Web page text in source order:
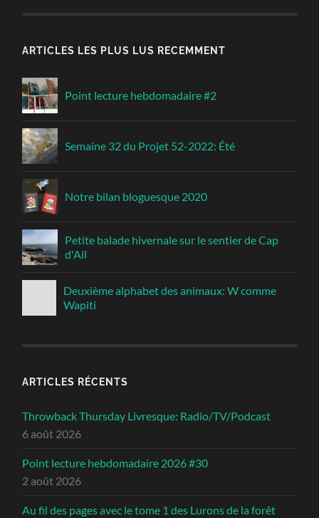
ARTICLES LES PLUS LUS RECEMMENT
Point lecture hebdomadaire #2
Semaine 32 du Projet 52-2022: Été
Notre bilan bloguesque 2020
Petite balade hivernale sur le sentier de Cap
d'Ail
Deuxième alphabet des animaux: W comme
Wapiti
ARTICLES RÉCENTS
Throwback Thursday Livresque: Radio/TV/Podcast
6 août 2026
Point lecture hebdomadaire 2026 #30
2 août 2026
Au fil des pages avec le tome 1 des Lurons de la forêt